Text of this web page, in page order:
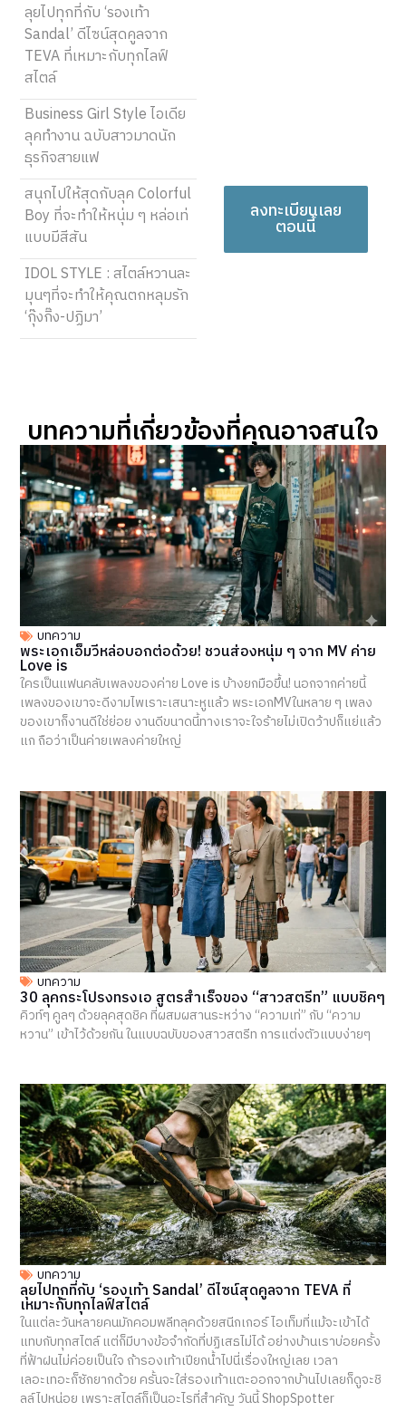
ลุยไปทุกที่กับ ‘รองเท้า
Sandal’ ดีไซน์สุดคูลจาก
TEVA ที่เหมาะกับทุกไลฟ์
สไตล์
Business Girl Style ไอเดีย
ลุคทำงาน ฉบับสาวมาดนัก
ธุรกิจสายแฟ
สนุกไปให้สุดกับลุค Colorful
Boy ที่จะทำให้หนุ่ม ๆ หล่อเท่
แบบมีสีสัน
IDOL STYLE : สไตล์หวานละ
มุนๆที่จะทำให้คุณตกหลุมรัก
‘กุ๊งกิ๊ง-ปฏิมา’
ลงทะเบียนเลย
ตอนนี้
บทความที่เกี่ยวข้องที่คุณอาจสนใจ​
บทความ
พระเอกเอ็มวีหล่อบอกต่อด้วย! ชวนส่องหนุ่ม ๆ จาก MV ค่าย
Love is
ใครเป็นแฟนคลับเพลงของค่าย Love is บ้างยกมือขึ้น! นอกจากค่ายนี้
เพลงของเขาจะดีงามไพเราะเสนาะหูแล้ว พระเอกMVในหลาย ๆ เพลง
ของเขาก็งานดีใช่ย่อย งานดีขนาดนี้ทางเราจะใจร้ายไม่เปิดว้าปก็แย่แล้ว
แก ถือว่าเป็นค่ายเพลงค่ายใหญ่
บทความ
30 ลุคกระโปรงทรงเอ สูตรสำเร็จของ “สาวสตรีท” แบบชิคๆ
คิวท์ๆ คูลๆ ด้วยลุคสุดชิค ที่ผสมผสานระหว่าง “ความเท่” กับ “ความ
หวาน” เข้าไว้ด้วยกัน ในแบบฉบับของสาวสตรีท การแต่งตัวแบบง่ายๆ
บทความ
ลุยไปทุกที่กับ ‘รองเท้า Sandal’ ดีไซน์สุดคูลจาก TEVA ที่
เหมาะกับทุกไลฟ์สไตล์
ในแต่ละวันหลายคนมักคอมพลีทลุคด้วยสนีกเกอร์ ไอเท็มที่แม้จะเข้าได้
แทบกับทุกสไตล์ แต่ก็มีบางข้อจำกัดที่ปฏิเสธไม่ได้ อย่างบ้านเราบ่อยครั้ง
ที่ฟ้าฝนไม่ค่อยเป็นใจ ถ้ารองเท้าเปียกน้ำไปนี่เรื่องใหญ่เลย เวลา
เลอะเทอะก็ซักยากด้วย ครั้นจะใส่รองเท้าแตะออกจากบ้านไปเลยก็ดูจะชิ
ลล์ไปหน่อย เพราะสไตล์ก็เป็นอะไรที่สำคัญ วันนี้ ShopSpotter